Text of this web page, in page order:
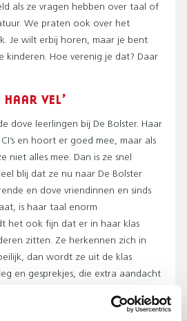
als ze vragen hebben over taal of
We praten ook over het
Je wilt erbij horen, maar je bent
kinderen. Hoe verenig je dat? Daar
VEL’
dove leerlingen bij De Bolster. Haar
en hoort er goed mee, maar als
niet alles mee. Dan is ze snel
blij dat ze nu naar De Bolster
en dove vriendinnen en sinds
is haar taal enorm
het ook fijn dat er in haar klas
zitten. Ze herkennen zich in
dan wordt ze uit de klas
en gesprekjes, die extra aandacht
groeien.”